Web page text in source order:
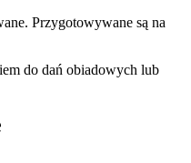
Przygotowywane są na
do dań obiadowych lub